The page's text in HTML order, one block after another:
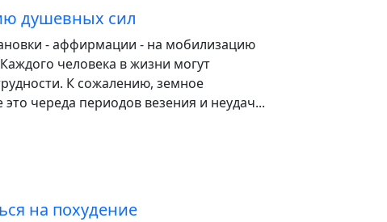
душевных сил
- аффирмации - на мобилизацию
человека в жизни могут
К сожалению, земное
это череда периодов везения и неудач...
на похудение